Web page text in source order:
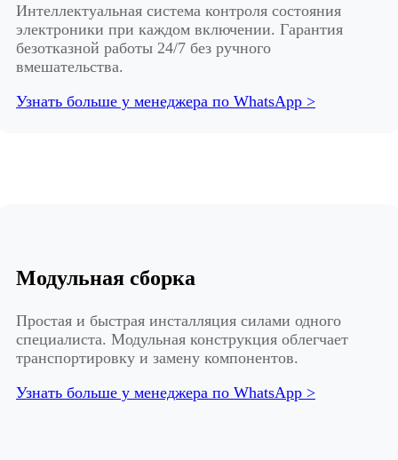
Интеллектуальная система контроля состояния
электроники при каждом включении. Гарантия
безотказной работы 24/7 без ручного
вмешательства.
Узнать больше у менеджера по WhatsApp >
Модульная сборка
Простая и быстрая инсталляция силами одного
специалиста. Модульная конструкция облегчает
транспортировку и замену компонентов.
Узнать больше у менеджера по WhatsApp >